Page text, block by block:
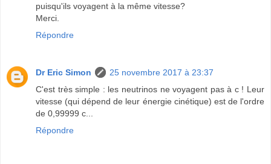
puisqu'ils voyagent à la même vitesse?
Merci.
Répondre
Dr Eric Simon
25 novembre 2017 à 23:37
C'est très simple : les neutrinos ne voyagent pas à c ! Leur
vitesse (qui dépend de leur énergie cinétique) est de l'ordre
de 0,99999 c...
Répondre